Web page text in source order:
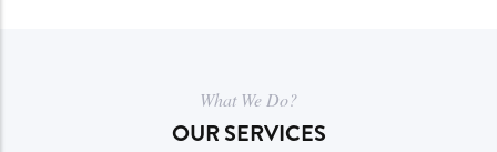
What We Do?
OUR SERVICES